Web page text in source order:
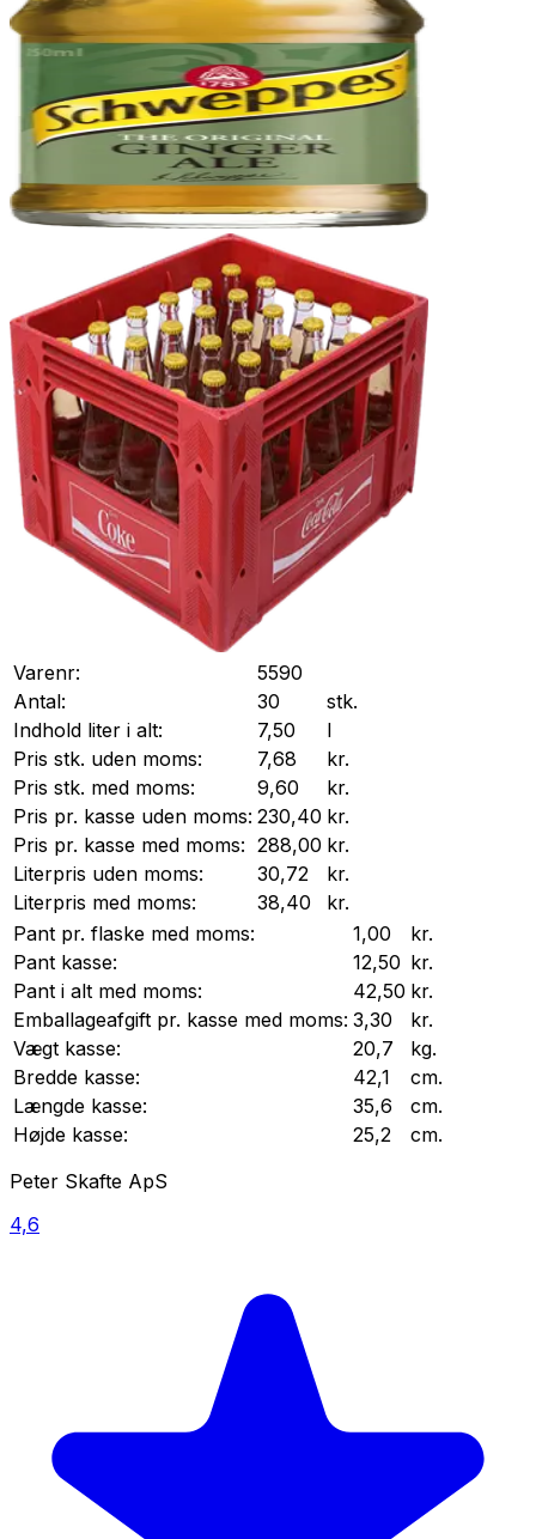
Varenr:
5590
Antal:
30
stk.
Indhold liter i alt:
7,50
l
Pris stk. uden moms:
7,68
kr.
Pris stk. med moms:
9,60
kr.
Pris pr. kasse uden moms: 230,40 kr.
Pris pr. kasse med moms: 288,00 kr.
Literpris uden moms:
30,72
kr.
Literpris med moms:
38,40
kr.
Pant pr. flaske med moms: 1,00
kr.
Pant kasse: 12,50 kr.
Pant i alt med moms:
42,50 kr.
Emballageafgift pr. kasse med moms: 3,30
kr.
Vægt kasse: 20,7
kg.
Bredde kasse: 42,1
cm.
Længde kasse: 35,6
cm.
Højde kasse: 25,2
cm.
Peter Skafte ApS
4,6